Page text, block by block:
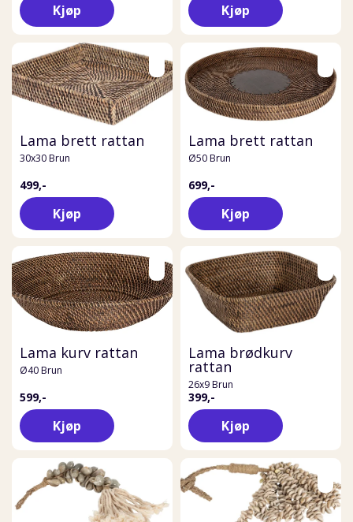
Kjøp Kjøp
Lama brett rattan
30x30 Brun
499,-
Kjøp
Lama brett rattan
Ø50 Brun
699,-
Kjøp
Lama kurv rattan
Ø40 Brun
599,-
Kjøp
Lama brødkurv
rattan
26x9 Brun
399,-
Kjøp